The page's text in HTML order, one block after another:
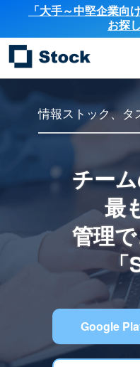
「大手～中堅企業向
お探
情報ストック、タ
チー
最
管理
「
Google